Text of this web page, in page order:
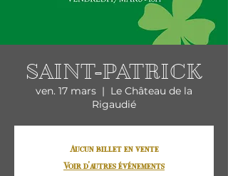
SAINT-PATRICK
ven. 17 mars
  |
Le Château de la
Rigaudié
Aucun billet en vente
Voir d'autres événements